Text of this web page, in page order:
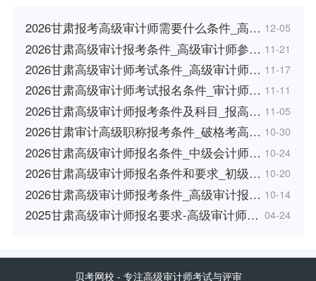
2026甘肃报考高级审计师需要什么条件_高… 12-05
2026甘肃高级审计报考条件_高级审计师参… 11-21
2026甘肃高级审计师考试条件_高级审计师… 11-17
2026甘肃高级审计师考试报名条件_审计师… 11-11
2026甘肃高级审计师报考条件及科目_报高… 11-05
2026甘肃审计高级职称报考条件_破格考高… 10-30
2026甘肃高级审计师报名条件_中级会计师… 10-24
2026甘肃高级审计师报名条件和要求_初级… 10-20
2026甘肃高级审计师报考条件_高级审计报… 10-14
2025甘肃高级审计师报名要求-高级审计师… 04-24
贝考网校 - 专注高级审计师考试与评审